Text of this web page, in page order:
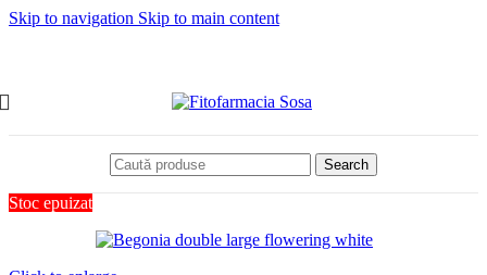
Skip to navigation Skip to main content
Search
Stoc epuizat